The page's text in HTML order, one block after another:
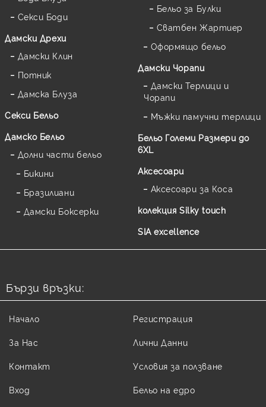
Секси Боди
Дамски Дрехи
Дамски Клин
Потник
Дамска Блуза
Секси Бельо
Дамско Бельо
Долни части бельо
Бикини
Бразилиани
Дамски Боксерки
Бельо за Булки
Сватбен Жартиер
Оформящо бельо
Дамски Чорапи
Дамски Терлици и
Чорапи
Мъжки памучни терлици
Бельо Големи Размери до
6XL
Аксесоари
Аксесоари за Коса
колекция Silky touch
SIA excellence
Бързи връзки:
Начало
За Нас
Контакт
Вход
Регистрация
Лични Данни
Условия за ползване
Бельо на едро